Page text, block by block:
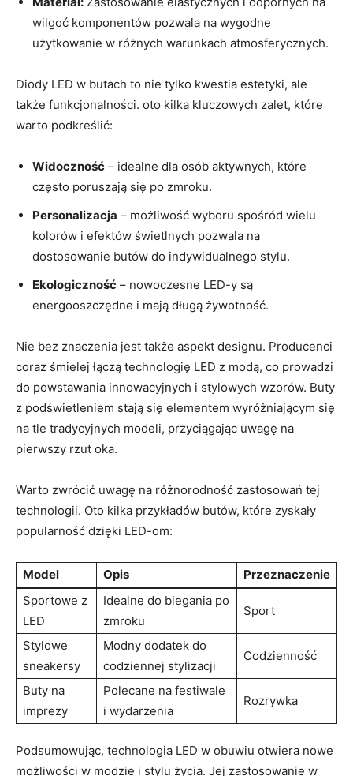
wilgoć komponentów pozwala na wygodne
użytkowanie w różnych warunkach atmosferycznych.
Diody LED w butach to nie tylko kwestia estetyki, ale
także funkcjonalności. oto kilka kluczowych zalet, które
warto podkreślić:
Widoczność – idealne dla osób aktywnych, które
często poruszają się po zmroku.
Personalizacja – możliwość wyboru spośród wielu
kolorów i efektów świetlnych pozwala na
dostosowanie butów do indywidualnego stylu.
Ekologiczność – nowoczesne LED-y są
energooszczędne i mają długą żywotność.
Nie bez znaczenia jest także aspekt designu. Producenci
coraz śmielej łączą technologię LED z modą, co prowadzi
do powstawania innowacyjnych i stylowych wzorów. Buty
z podświetleniem stają się elementem wyróżniającym się
na tle tradycyjnych modeli, przyciągając uwagę na
pierwszy rzut oka.
Warto zwrócić uwagę na różnorodność zastosowań tej
technologii. Oto kilka przykładów butów, które zyskały
popularność dzięki LED-om:
Model Opis
Przeznaczenie
Sportowe z
LED
Idealne do biegania po
zmroku
Sport
Stylowe
sneakersy
Modny dodatek do
codziennej stylizacji
Codzienność
Buty na
imprezy
Polecane na festiwale
i wydarzenia
Rozrywka
Podsumowując, technologia LED w obuwiu otwiera nowe
możliwości w modzie i stylu życia. Jej zastosowanie w